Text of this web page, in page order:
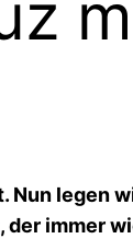
Nun legen
, der immer